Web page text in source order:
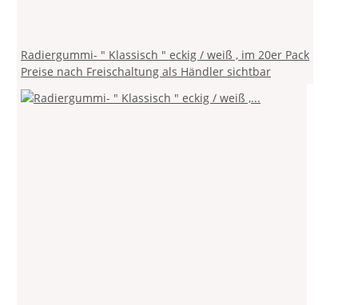
Radiergummi- " Klassisch " eckig / weiß , im 20er Pack
Preise nach Freischaltung als Händler sichtbar